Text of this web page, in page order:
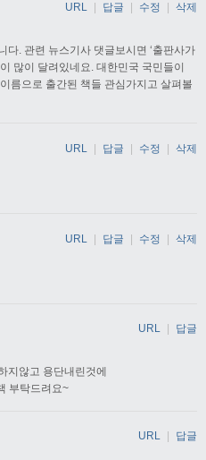
다. 관련 뉴스기사 댓글보시면 ‘출판사가
많이 달려있네요. 대한민국 국민들이
름으로 출간된 책들 관심가지고 살펴볼
URL 답글 수정 삭제
URL | 답글 | 수정 | 삭제
URL | 답글 | 수정 | 삭제
지않고 용단내린것에
부탁드려요~
URL 답글
URL 답글